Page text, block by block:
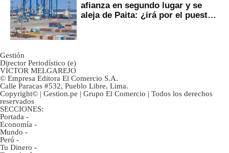
afianza en segundo lugar y se
aleja de Paita: ¿irá por el puesto
Gestión
Director Periodístico (e)
VÍCTOR MELGAREJO
© Empresa Editora El Comercio S.A.
Calle Paracas #532, Pueblo Libre, Lima.
Copyright© | Gestion.pe | Grupo El Comercio | Todos los derechos
reservados
SECCIONES:
Portada -
Economía -
Mundo -
Perú -
Tu Dinero -